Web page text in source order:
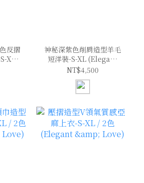
反摺
XL
神秘深紫色削肩造型羊毛
短洋裝-S-XL (Elegant
& Love)
NT$4,500